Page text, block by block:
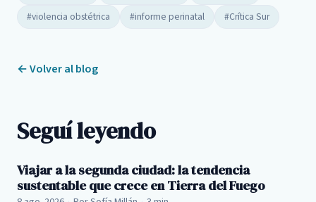
#violencia obstétrica
#informe perinatal #Crítica Sur
← Volver al blog
Seguí leyendo
Viajar a la segunda ciudad: la tendencia
sustentable que crece en Tierra del Fuego